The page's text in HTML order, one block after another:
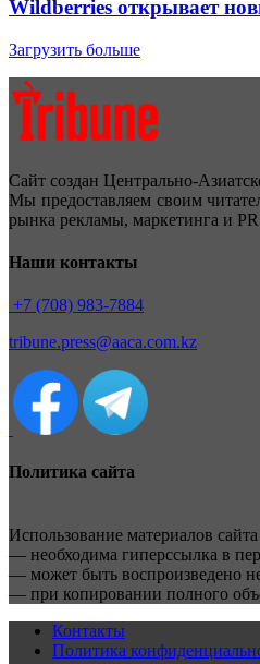
Wildberries открывает
Загрузить больше
Сайт создан Центрально-
Мы предоставляем своим
рынка рекламы, маркетинга и
Наши контакты
+7 (708) 983-7884
tribune.press@aaca.com.kz
Политика сайта
Использование материалов
— необходима гиперссылка в
— может быть воспроизведено
— при копировании полного
Контакты
Политика